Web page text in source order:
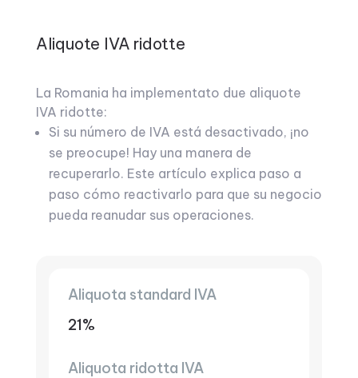
Aliquote IVA ridotte
La Romania ha implementato due aliquote
IVA ridotte:
Si su número de IVA está desactivado, ¡no
se preocupe! Hay una manera de
recuperarlo. Este artículo explica paso a
paso cómo reactivarlo para que su negocio
pueda reanudar sus operaciones.
Aliquota standard IVA
21%
Aliquota ridotta IVA